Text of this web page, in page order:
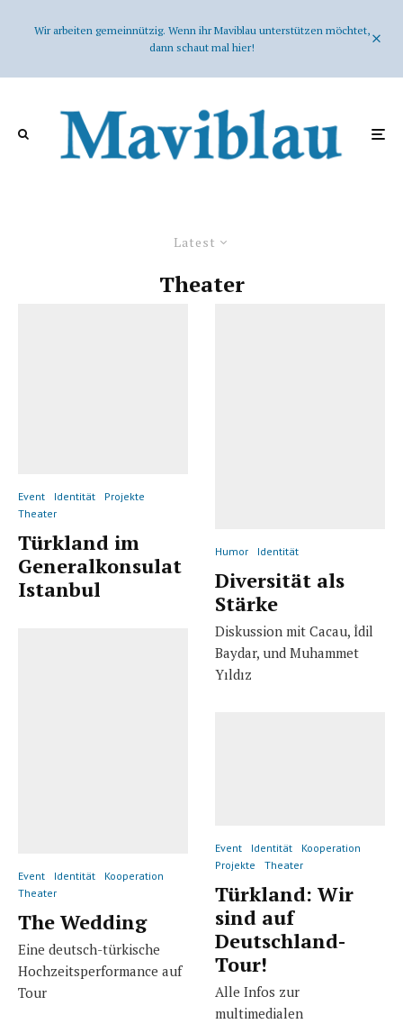
Wir arbeiten gemeinnützig. Wenn ihr Maviblau unterstützen möchtet,
dann schaut mal hier!
Latest
Theater
Event Identität
Projekte
Theater
Türkland im
Generalkonsulat
Istanbul
Event Identität
Kooperation
Theater
The Wedding
Eine deutsch-türkische
Hochzeitsperformance auf
Tour
Humor Identität
Diversität als
Stärke
Diskussion mit Cacau, İdil
Baydar, und Muhammet
Yıldız
Event Identität
Kooperation
Projekte
Theater
Türkland: Wir
sind auf
Deutschland-
Tour!
Alle Infos zur
multimedialen